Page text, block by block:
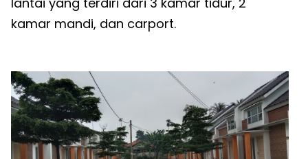
kamar mandi, dan carport.